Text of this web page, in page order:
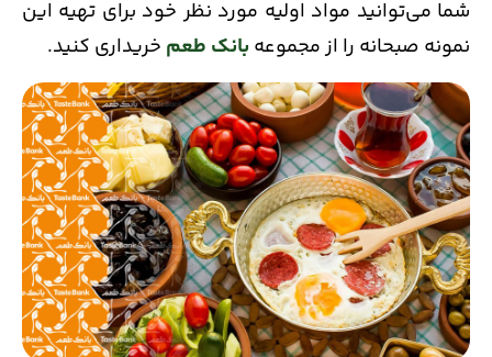
شما می‌توانید مواد اولیه مورد نظر خود برای تهیه این
نمونه صبحانه را از مجموعه بانک طعم خریداری کنید.